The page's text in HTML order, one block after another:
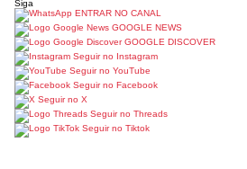
Siga
ENTRAR NO CANAL
GOOGLE NEWS
GOOGLE DISCOVER
Seguir no Instagram
Seguir no YouTube
Seguir no Facebook
Seguir no X
Seguir no Threads
Seguir no Tiktok